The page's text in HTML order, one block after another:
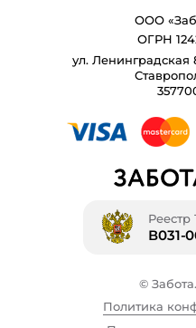
ООО
ОГРН
ул. Ленинградская
Реестр
В031-
©
Политика